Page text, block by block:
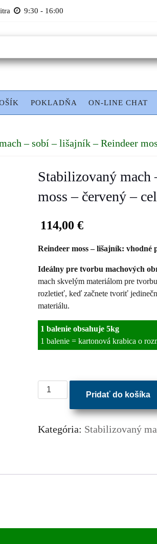
9:30 - 16:00
POKLADŇA ON-LINE CHAT
– sobí – lišajník – Reindeer
Stabilizovaný mach
moss – červený –
114,00 €
Reindeer moss – lišajník: vhodné
Ideálny pre tvorbu machových
mach skvelým materiálom pre
rozletieť, keď začnete tvoriť
materiálu.
1 balenie obsahuje 5kg
1 balenie = kartonová krabica o
množstvo
Stabilizovaný
sobí
Pridať do košíka
Kategória: Stabilizovaný